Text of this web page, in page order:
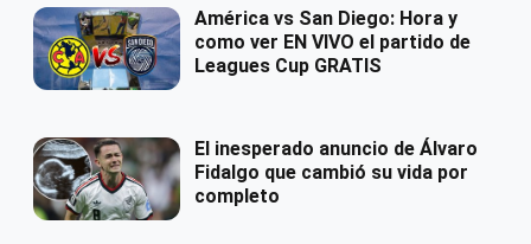
América vs San Diego: Hora y
como ver EN VIVO el partido de
Leagues Cup GRATIS
El inesperado anuncio de Álvaro
Fidalgo que cambió su vida por
completo